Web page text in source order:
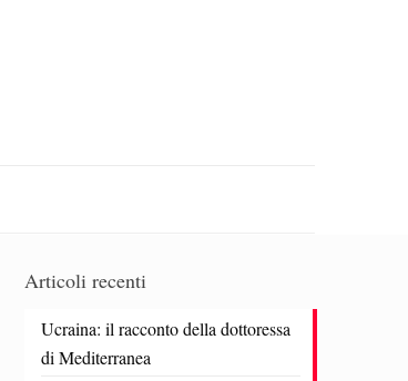
Articoli recenti
Ucraina: il racconto della dottoressa
di Mediterranea